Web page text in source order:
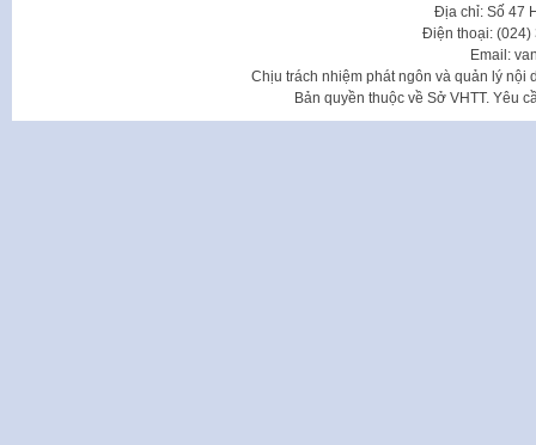
Địa chỉ: Số 47
Điện thoại: (024)
Email:
Chịu trách nhiệm phát ngôn và quản lý nội
Bản quyền thuộc về Sở VHTT. Yêu